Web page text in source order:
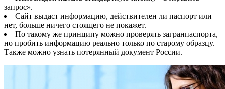
запрос».
Сайт выдаст информацию, действителен ли паспорт или
нет, больше ничего стоящего не покажет.
По такому же принципу можно проверять загранпаспорта,
но пробить информацию реально только по старому образцу.
Также можно узнать потерянный документ России.